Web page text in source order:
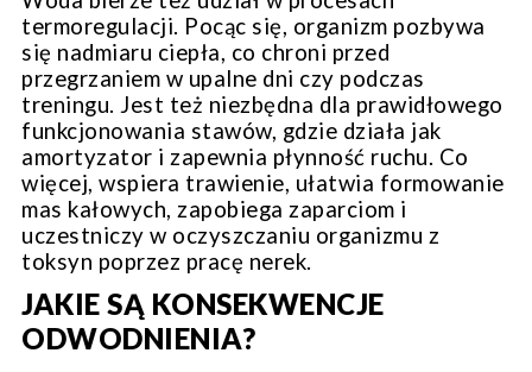
termoregulacji. Pocąc się, organizm pozbywa
się nadmiaru ciepła, co chroni przed
przegrzaniem w upalne dni czy podczas
treningu. Jest też niezbędna dla prawidłowego
funkcjonowania stawów, gdzie działa jak
amortyzator i zapewnia płynność ruchu. Co
więcej, wspiera trawienie, ułatwia formowanie
mas kałowych, zapobiega zaparciom i
uczestniczy w oczyszczaniu organizmu z
toksyn poprzez pracę nerek.
JAKIE SĄ KONSEKWENCJE
ODWODNIENIA?